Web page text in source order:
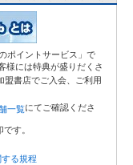
ポイントサービス」で
様には特典が盛りだくさ
盟書店でご入会、ご利用
一覧にてご確認くださ
す。
る規程